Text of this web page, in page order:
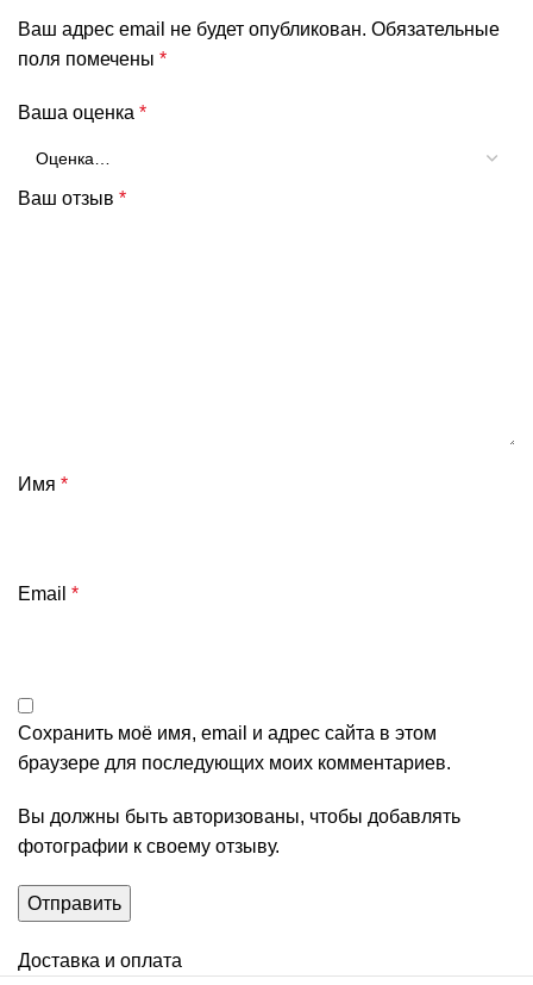
Ваш адрес email не будет опубликован. Обязательные
поля помечены *
Ваша оценка *
Ваш отзыв *
Имя *
Email *
Сохранить моё имя, email и адрес сайта в этом
браузере для последующих моих комментариев.
Вы должны быть авторизованы, чтобы добавлять
фотографии к своему отзыву.
Доставка и оплата